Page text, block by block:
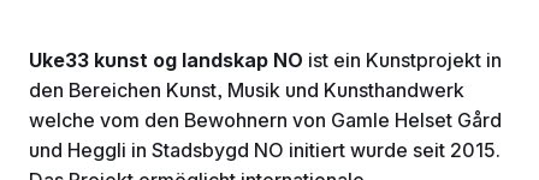
Uke33 kunst og landskap NO ist ein Kunstprojekt in
den Bereichen Kunst, Musik und Kunsthandwerk
welche vom den Bewohnern von Gamle Helset Gård
und Heggli in Stadsbygd NO initiert wurde seit 2015.